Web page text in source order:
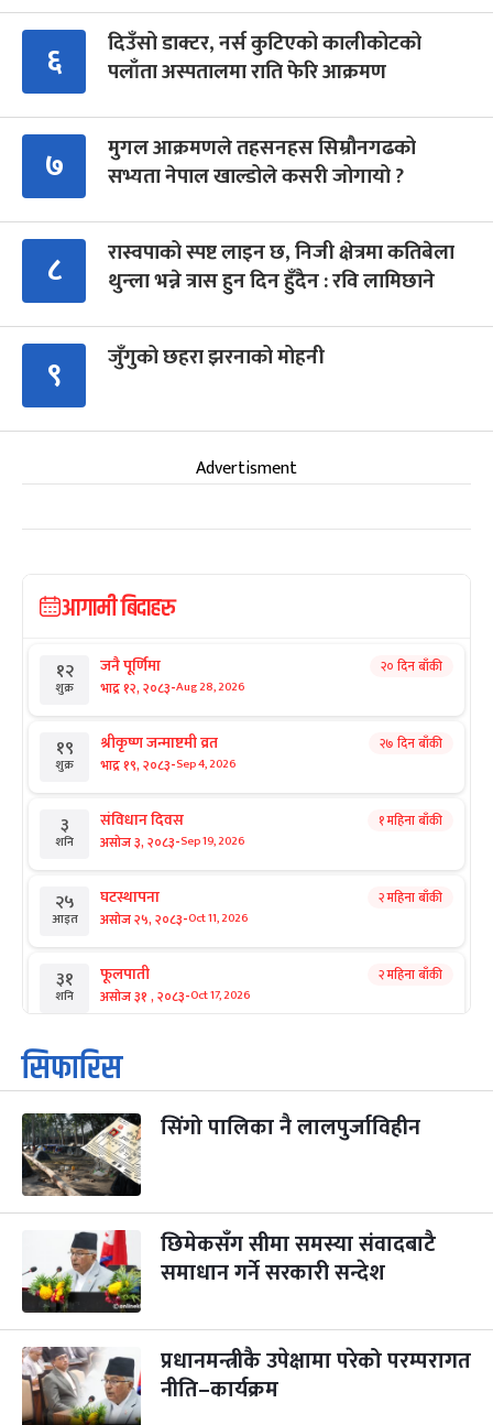
६
दिउँसो डाक्टर, नर्स कुटिएको कालीकोटको
पलाँता अस्पतालमा राति फेरि आक्रमण
७
मुगल आक्रमणले तहसनहस सिम्रौनगढको
सभ्यता नेपाल खाल्डोले कसरी जोगायो ?
८
रास्वपाको स्पष्ट लाइन छ, निजी क्षेत्रमा कतिबेला
थुन्ला भन्ने त्रास हुन दिन हुँदैन : रवि लामिछाने
९ जुँगुको छहरा झरनाको मोहनी
Advertisment
आगामी बिदाहरु
१२
शुक्र
जनै पूर्णिमा
भाद्र १२, २०८३-Aug 28, 2026
२० दिन बाँकी
१९
शुक्र
श्रीकृष्ण जन्माष्टमी व्रत
भाद्र १९, २०८३-Sep 4, 2026
२७ दिन बाँकी
३
शनि
संविधान दिवस
असोज ३, २०८३-Sep 19, 2026
१ महिना बाँकी
२५
आइत
घटस्थापना
असोज २५, २०८३-Oct 11, 2026
२ महिना बाँकी
३१
शनि
फूलपाती
असोज ३१ , २०८३-Oct 17, 2026
२ महिना बाँकी
१
आइत
कार्तिक सङ्क्रान्ति
कार्तिक १, २०८३
३
मंगल
महानवमी
कार्तिक ३, २०८३
२ महिना बाँकी
४
कार्तिक ४, २०८३ -Oct 21, 2026
५
बिहि
पापा‌ङ्कुशा एकादशी व्रत
कार्तिक ५, २०८३
२ महिना बाँकी
२२
आइत
कुकुर तिहार
कार्तिक २२, २०८३-Nov 8, 2026
३ महिना बाँकी
सिफारिस
सिंगो पालिका नै लालपुर्जाविहीन
छिमेकसँग सीमा समस्या संवादबाटै
समाधान गर्ने सरकारी सन्देश
प्रधानमन्त्रीकै उपेक्षामा परेको परम्परागत
नीति–कार्यक्रम